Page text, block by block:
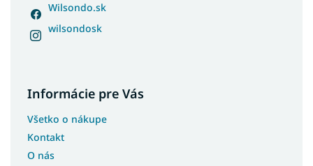
Wilsondo.sk
wilsondosk
Informácie pre Vás
Všetko o nákupe
Kontakt
O nás